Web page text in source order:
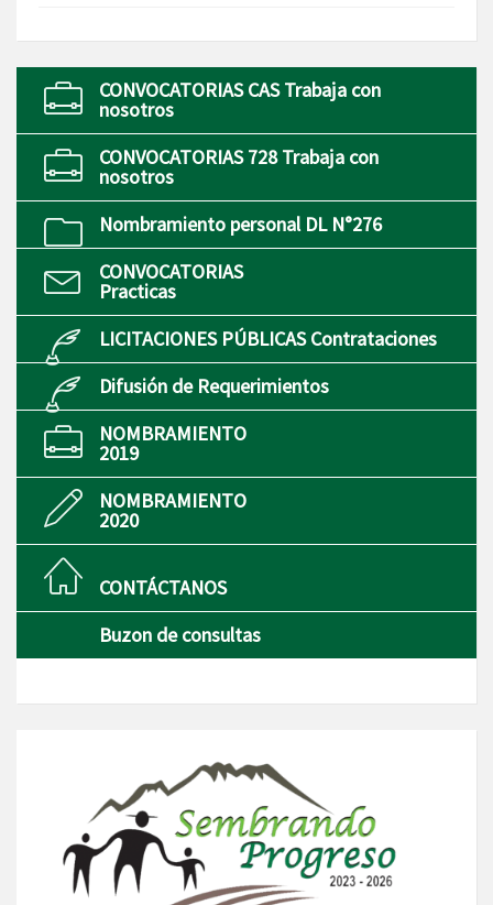
CONVOCATORIAS CAS Trabaja con
nosotros
CONVOCATORIAS 728 Trabaja con
nosotros
Nombramiento personal DL N°276
CONVOCATORIAS
Practicas
LICITACIONES PÚBLICAS Contrataciones
Difusión de Requerimientos
NOMBRAMIENTO
2019
NOMBRAMIENTO
2020
CONTÁCTANOS
Buzon de consultas